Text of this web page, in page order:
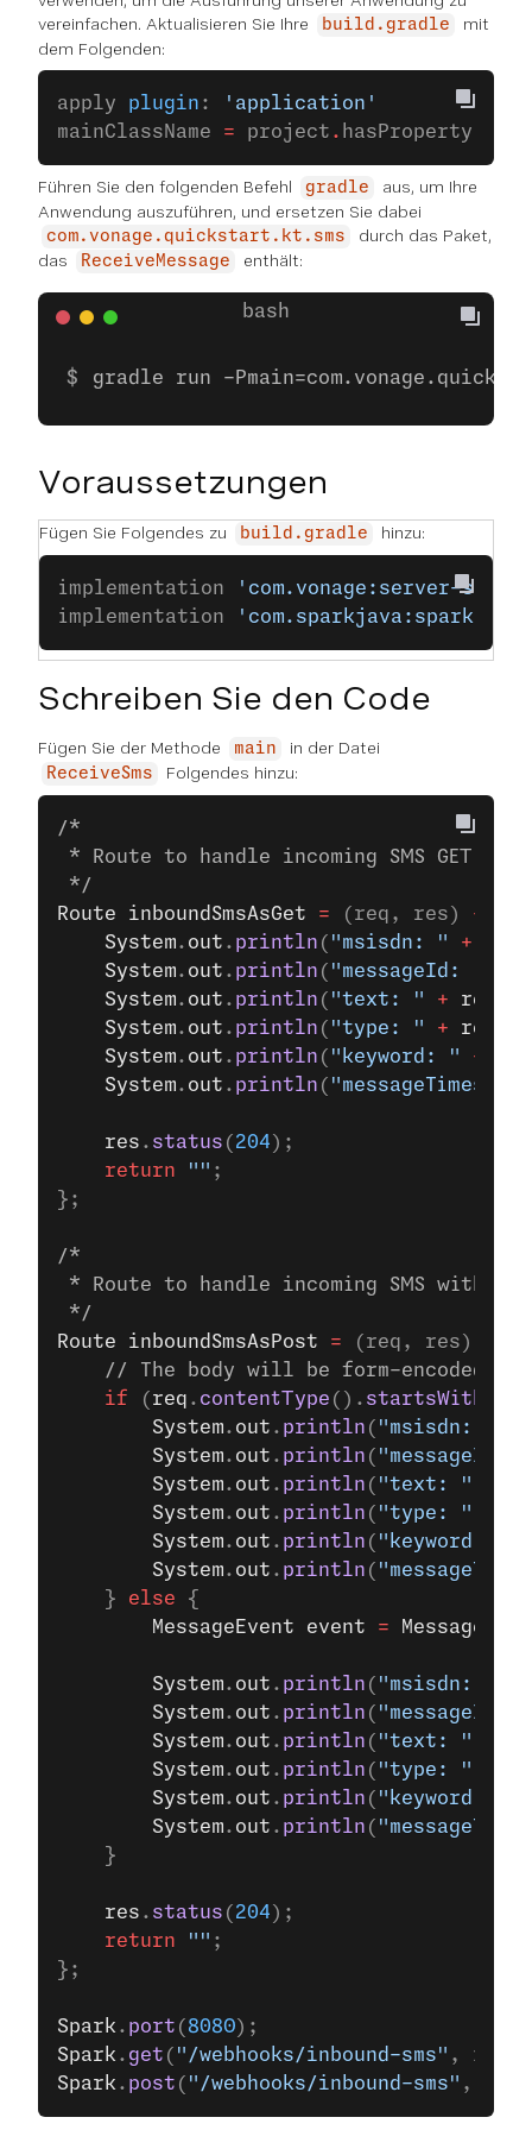
vereinfachen. Aktualisieren Sie Ihre
build.gradle
mit
dem Folgenden:
apply plugin :
'application'
mainClassName = project . hasProperty(
Führen Sie den folgenden Befehl gradle
aus, um Ihre
Anwendung auszuführen, und ersetzen Sie dabei
com.vonage.quickstart.kt.sms
durch das Paket,
das
ReceiveMessage enthält:
gradle run -
Voraussetzungen
Fügen Sie Folgendes zu build.gradle hinzu:
implementation
'com.vonage:server-
implementation
'com.sparkjava:spark-
Schreiben Sie den Code
Fügen Sie der Methode main in der Datei
ReceiveSms Folgendes hinzu:
/*
* Route to handle incoming SMS GET
*/
Route inboundSmsAsGet = (req, res) ->
    System
. out . println ( "msisdn: " +
    System
. out . println ( "messageId: "
    System
. out . println ( "text: " + req
    System
. out . println ( "type: " + req
    System
. out . println ( "keyword: " +
    System
. out . println (
    res
. status ( 204 );
    return
"" ;
};
/*
* Route to handle incoming SMS with
*/
Route inboundSmsAsPost = (req, res)
// The body will be form-encoded or
    if
( req . contentType (). startsWith
        System
. out . println ( "msisdn: "
        System
. out . println ( "messageId: "
        System
. out . println ( "text: "
        System
. out . println ( "type: "
        System
. out . println ( "keyword: "
        System
. out . println (
    }
else {
        MessageEvent
event =
        System
. out . println ( "msisdn: "
        System
. out . println ( "messageId: "
        System
. out . println ( "text: "
        System
. out . println ( "type: "
        System
. out . println ( "keyword: "
        System
. out . println (
    }
    res
. status ( 204 );
    return
"" ;
};
Spark . port ( 8080);
Spark . get ( "/webhooks/inbound-sms" ,
Spark . post ( "/webhooks/inbound-sms" ,